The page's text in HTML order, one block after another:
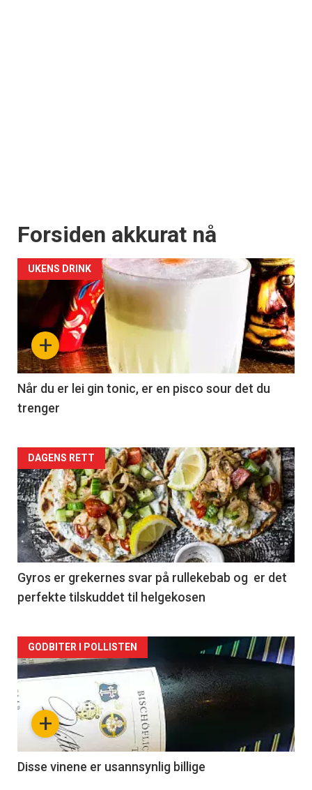
Forsiden akkurat nå
+
UKENS DRINK
Når du er lei gin tonic, er en pisco sour det du
trenger
Forsiden
akkurat
nå
-
2
DAGENS RETT
Gyros er grekernes svar på rullekebab og er det
perfekte tilskuddet til helgekosen
Forsiden
akkurat
nå
3
+
GODBITER I POLLISTEN
Disse vinene er usannsynlig billige